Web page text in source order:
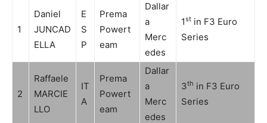
1
Daniel
JUNCAD
ELLA
E
S
P
Prema
Powert
eam
Dallar
a
Merc
edes
1st in F3 Euro
Series
2
Raffaele
MARCIE
LLO
IT
A
Prema
Powert
eam
Dallar
a
Merc
edes
3th in F3 Euro
Series